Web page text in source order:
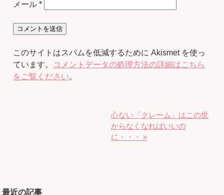
メール*
このサイトはスパムを低減するために Akismet を使っ
ています。
コメントデータの処理方法の詳細はこちら
をご覧ください。
心ない「クレーム」はこの世
からなくなればいいの
に・・・ »
最近の記事